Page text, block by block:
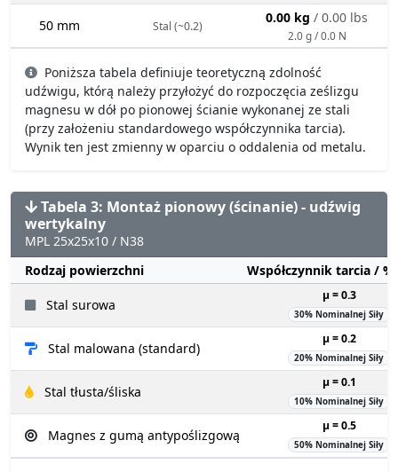
50 mm Stal (~0.2)
0.00 kg / 0.00 lbs
2.0 g / 0.0 N
Poniższa tabela definiuje teoretyczną zdolność
udźwigu, którą należy przyłożyć do rozpoczęcia ześlizgu
magnesu w dół po pionowej ścianie wykonanej ze stali
(przy założeniu standardowego współczynnika tarcia).
Wynik ten jest zmienny w oparciu o oddalenia od metalu.
Tabela 3: Montaż pionowy (ścinanie) - udźwig
wertykalny
MPL 25x25x10 / N38
Rodzaj powierzchni
Współczynnik tarcia /
Stal surowa
µ = 0.3
30% Nominalnej Siły
Stal malowana (standard)
µ = 0.2
20% Nominalnej Siły
Stal tłusta/śliska
µ = 0.1
10% Nominalnej Siły
Magnes z gumą antypoślizgową
µ = 0.5
50% Nominalnej Siły